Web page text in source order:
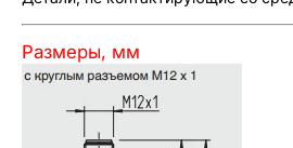
Размеры, мм